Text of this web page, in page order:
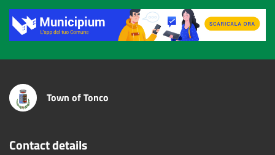
Title
Town of Tonco
Contact details